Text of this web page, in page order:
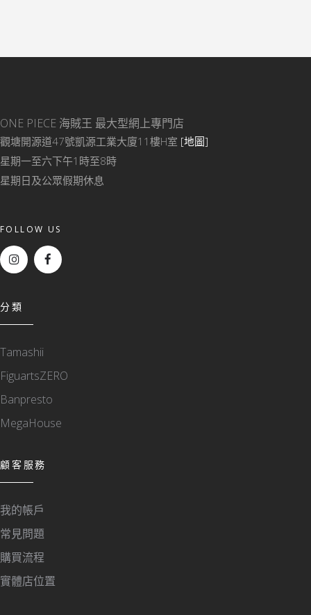
ONE PIECE 海賊王 最大型網上專門店
觀塘開源道47號凱源工業大廈11樓H室 [地圖]
星期一至六下午1時至8時
星期日及公眾假期休息
FOLLOW US
分類
Tamashii
FiguartsZERO
Banpresto
MegaHouse
顧客服務
我的帳戶
常見問題
購買流程
實體店位置